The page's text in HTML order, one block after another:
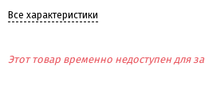
Все характеристики
Этот товар временно недоступен для